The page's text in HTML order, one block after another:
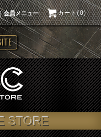
カート(0)
会員メニュー
STORE